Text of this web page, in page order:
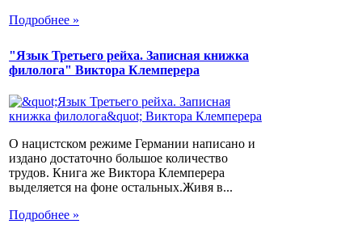
Подробнее »
"Язык Третьего рейха. Записная книжка
филолога" Виктора Клемперера
О нацистском режиме Германии написано и
издано достаточно большое количество
трудов. Книга же Виктора Клемперера
выделяется на фоне остальных.Живя в...
Подробнее »